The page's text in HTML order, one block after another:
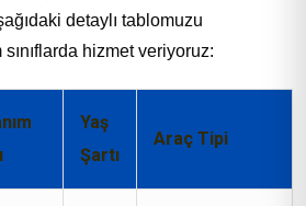
detaylı tablomuzu
hizmet veriyoruz:
Yaş
Şartı
Araç Tipi